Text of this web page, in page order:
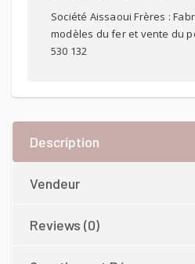
Société Aissaoui Frères :
modèles du fer et vente du
530 132
Description
Vendeur
Reviews (0)